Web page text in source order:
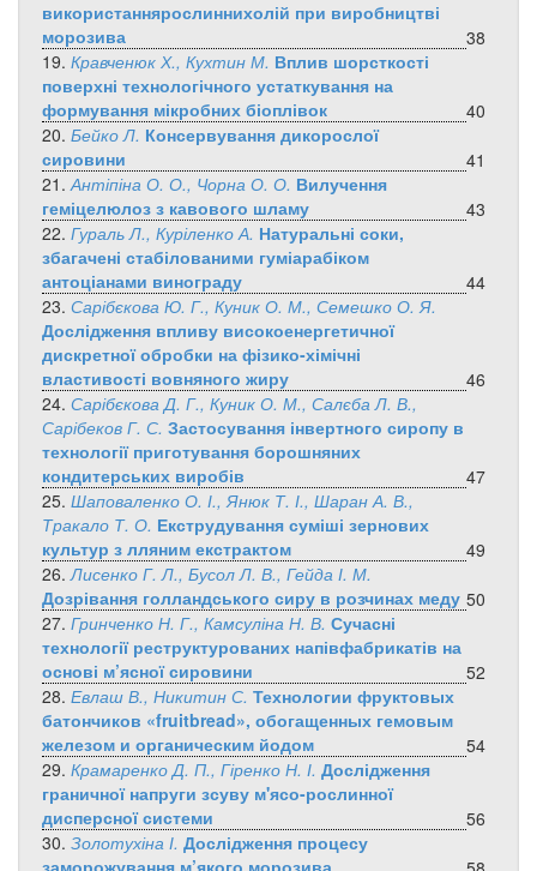
використаннярослиннихолій при виробництві
морозива
38
19. Кравченюк Х., Кухтин М. Вплив шорсткості
поверхні технологічного устаткування на
формування мікробних біоплівок
40
20. Бейко Л. Консервування дикорослої
сировини
41
21. Антіпіна О. О., Чорна О. О. Вилучення
геміцелюлоз з кавового шламу
43
22. Гураль Л., Куріленко А. Натуральні соки,
збагачені стабілованими гуміарабіком
антоціанами винограду
44
23. Сарібєкова Ю. Г., Куник О. М., Семешко О. Я.
Дослідження впливу високоенергетичної
дискретної обробки на фізико-хімічні
властивості вовняного жиру
46
24. Сарібєкова Д. Г., Куник О. М., Салєба Л. В.,
Сарібеков Г. С. Застосування інвертного сиропу в
технології приготування борошняних
кондитерських виробів
47
25. Шаповаленко О. І., Янюк Т. І., Шаран А. В.,
Тракало Т. О. Екструдування суміші зернових
культур з лляним екстрактом
49
26. Лисенко Г. Л., Бусол Л. В., Гейда І. М.
Дозрівання голландського сиру в розчинах меду 50
27. Гринченко Н. Г., Камсуліна Н. В. Сучасні
технології реструктурованих напівфабрикатів на
основі м’ясної сировини
52
28. Евлаш В., Никитин С. Технологии фруктовых
батончиков «fruitbread», обогащенных гемовым
железом и органическим йодом
54
29. Крамаренко Д. П., Гіренко Н. І. Дослідження
граничної напруги зсуву м'ясо-рослинної
дисперсної системи
56
30. Золотухіна І. Дослідження процесу
заморожування м’якого морозива